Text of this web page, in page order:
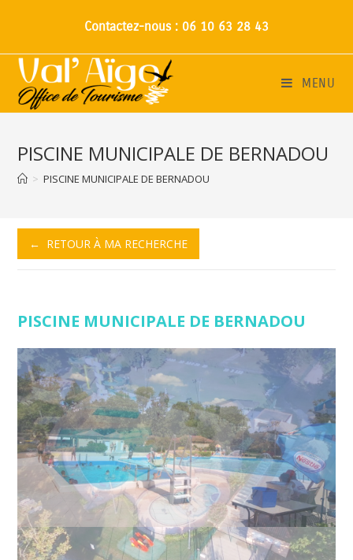
Contactez-nous : 06 10 63 28 43
MENU
PISCINE MUNICIPALE DE BERNADOU
> PISCINE MUNICIPALE DE BERNADOU
← RETOUR À MA RECHERCHE
PISCINE MUNICIPALE DE BERNADOU